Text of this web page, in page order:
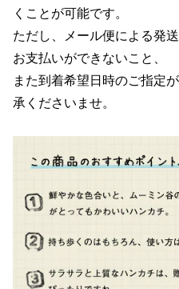
くことが可能です。
ただし、メール便による発
お支払いができないこと、
また到着希望日時のご指定
承くださいませ。